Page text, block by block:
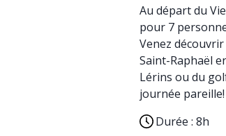
Au départ du
pour 7
Venez
Saint-Raphaël
Lérins ou du
journée pareille!
Durée : 8h